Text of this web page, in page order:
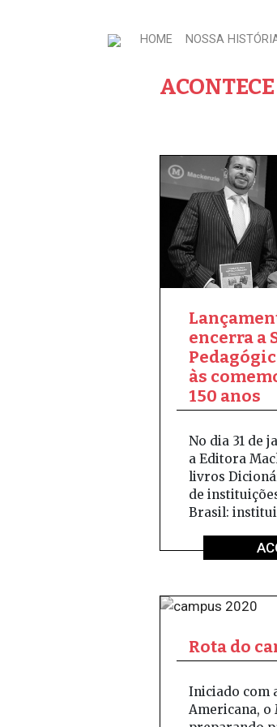
HOME NOSSA
ACONTECE
encerra a
às
150 anos
No dia 31 de
a Editora
livros
de
Brasil:
Rota do
Iniciado com
Americana, o